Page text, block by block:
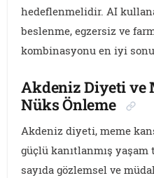
hedeflenmelidir. AI
beslenme, egzersiz ve
kombinasyonu en iyi
Akdeniz Diyeti ve
Nüks Önleme
Akdeniz diyeti, meme
güçlü kanıtlanmış
sayıda gözlemsel ve